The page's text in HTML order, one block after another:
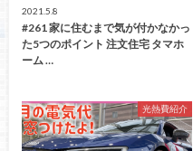
2021.5.8
#261 家に住むまで気が付かなかっ
た5つのポイント 注文住宅 タマホ
ーム …
光熱費紹介